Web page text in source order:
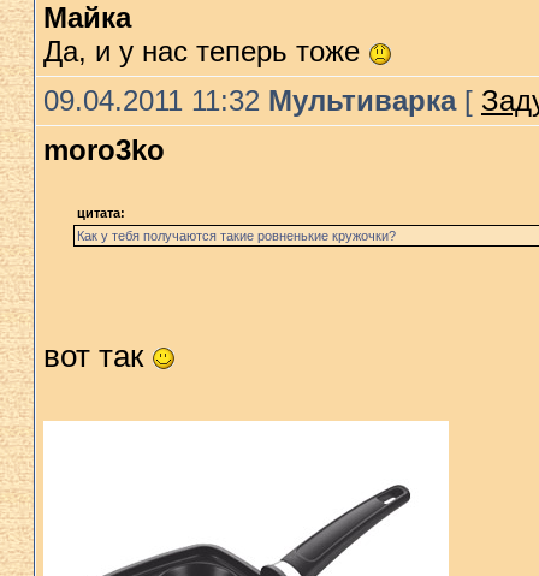
Майка
Да, и у нас теперь тоже
09.04.2011 11:32 Мультиварка[
moro3ko
цитата:
Как у тебя получаются такие ровненькие кружочки?
вот так